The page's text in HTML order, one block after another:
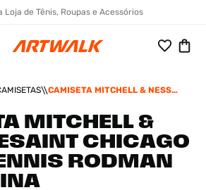
Loja de Tênis, Roupas e Acessórios
CAMISETA MITCHELL & NESS
DENNIS RODMAN MASCULINA
MITCHELL &
CHICAGO
RODMAN